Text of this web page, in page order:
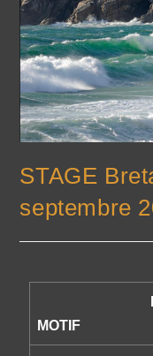
STAGE
septembre
MOTIF